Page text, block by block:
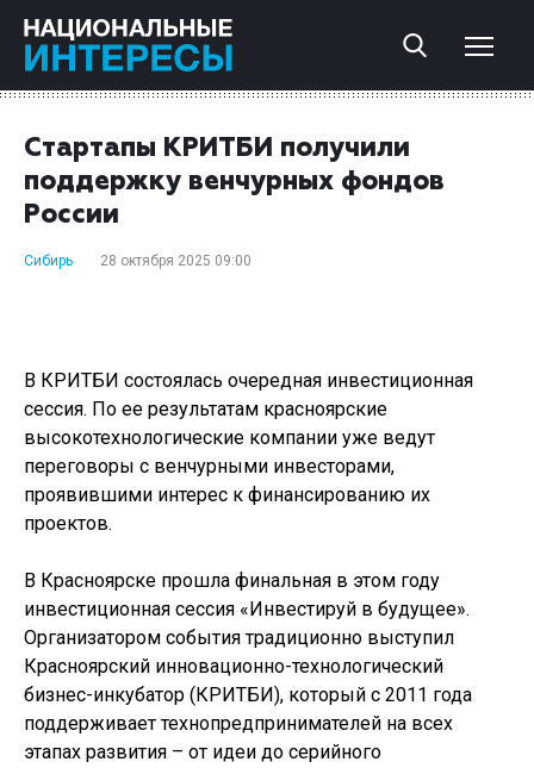
Стартапы КРИТБИ получили
поддержку венчурных фондов
России
Сибирь 28 октября 2025 09:00
В КРИТБИ состоялась очередная инвестиционная
сессия. По ее результатам красноярские
высокотехнологические компании уже ведут
переговоры с венчурными инвесторами,
проявившими интерес к финансированию их
проектов.
В Красноярске прошла финальная в этом году
инвестиционная сессия «Инвестируй в будущее».
Организатором события традиционно выступил
Красноярский инновационно-технологический
бизнес-инкубатор (КРИТБИ), который с 2011 года
поддерживает технопредпринимателей на всех
этапах развития – от идеи до серийного